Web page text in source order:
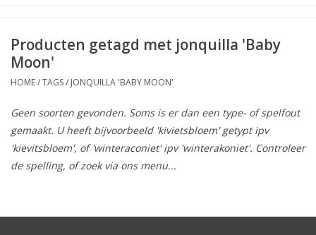
Voorjaarsbloeiers
Zomerbloeiers
Herfstbloeiers
Schaduwplanten
Producten getagd met jonquilla 'Baby
Moon'
HOME/TAGS/ JONQUILLA 'BABY MOON'
Geen soorten gevonden. Soms is er dan een type- of spelfout
gemaakt. U heeft bijvoorbeeld 'kivietsbloem' getypt ipv
'kievitsbloem', of 'winteraconiet' ipv 'winterakoniet'. Controleer
de spelling, of zoek via ons menu...